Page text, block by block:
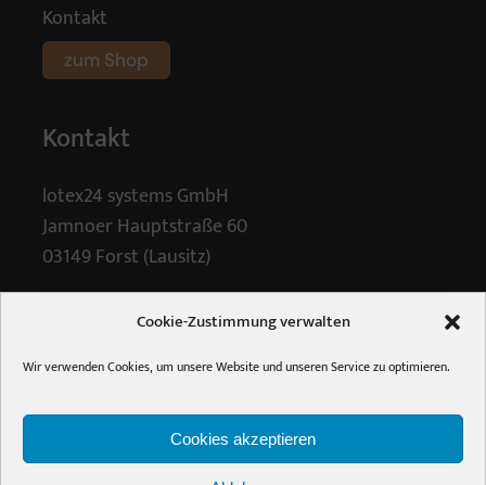
Cookie-Zustimmung verwalten
Wir verwenden Cookies, um unsere Website und unseren Service zu optimieren.
Cookies akzeptieren
Kontakt
zum Shop
Kontakt
lotex24 systems GmbH
Jamnoer Hauptstraße 60
03149 Forst (Lausitz)
info [ at ] holzalbum.de
©2020 lotex24 systems GmbH